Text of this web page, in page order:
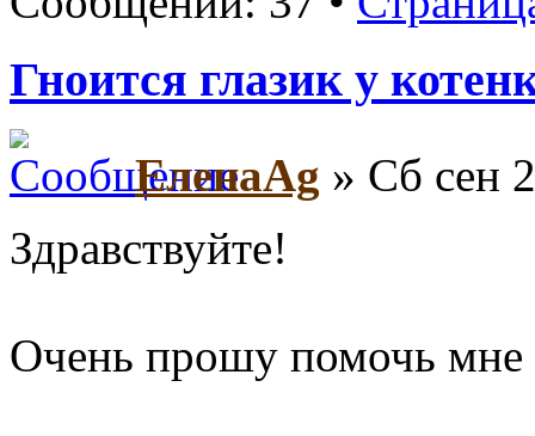
Гноится глазик у
ЕленаAg » Сб сен
Здравствуйте!
Очень прошу помочь мне